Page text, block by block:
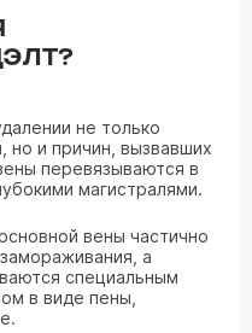
не только
но и причин, вызвавших
перевязываются в
магистралями.
вены частично
а
специальным
в виде пены,